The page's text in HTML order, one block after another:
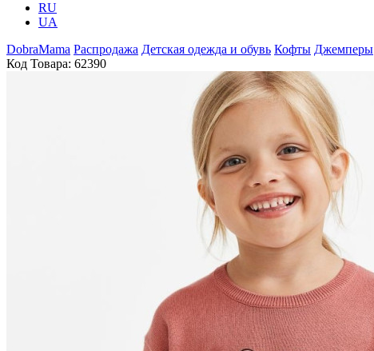
RU
UA
DobraMama Распродажа Детская одежда и обувь Кофты Джемперы
Код Товара: 62390